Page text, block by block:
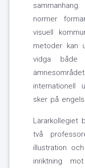
normer
visuell
metoder kan
vidga både
internationell
sker på
Lärarkollegiet
två
illustration
inriktning